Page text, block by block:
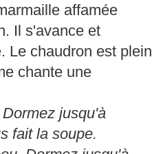
affamée
Il s'avance et
Le chaudron est plein
chante une
jusqu'à
fait la soupe.